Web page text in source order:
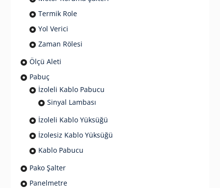
Termik Role
Yol Verici
Zaman Rölesi
Ölçü Aleti
Pabuç
İzoleli Kablo Pabucu
Sinyal Lambası
İzoleli Kablo Yüksüğü
İzolesiz Kablo Yüksüğü
Kablo Pabucu
Pako Şalter
Panelmetre